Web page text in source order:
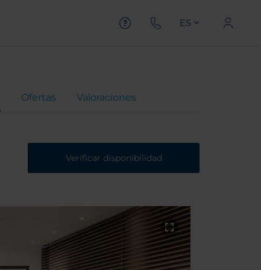
ES
Ofertas Valoraciones
Verificar disponibilidad